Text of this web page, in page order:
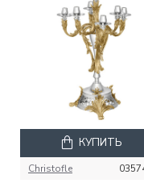
Christofle
КУПИТЬ